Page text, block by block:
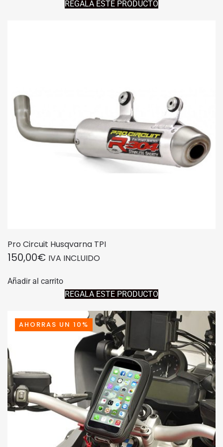
ES:
REGALA ESTE PRODUCTO
Pro Circuit Husqvarna TPI
150,00€ IVA INCLUIDO
Añadir al carrito
REGALA ESTE PRODUCTO
AHORRAS UN 10%